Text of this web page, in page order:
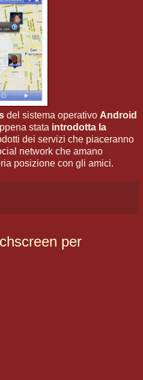
del sistema operativo Android
stata introdotta la
dei servizi che piaceranno
network che amano
posizione con gli amici.
per